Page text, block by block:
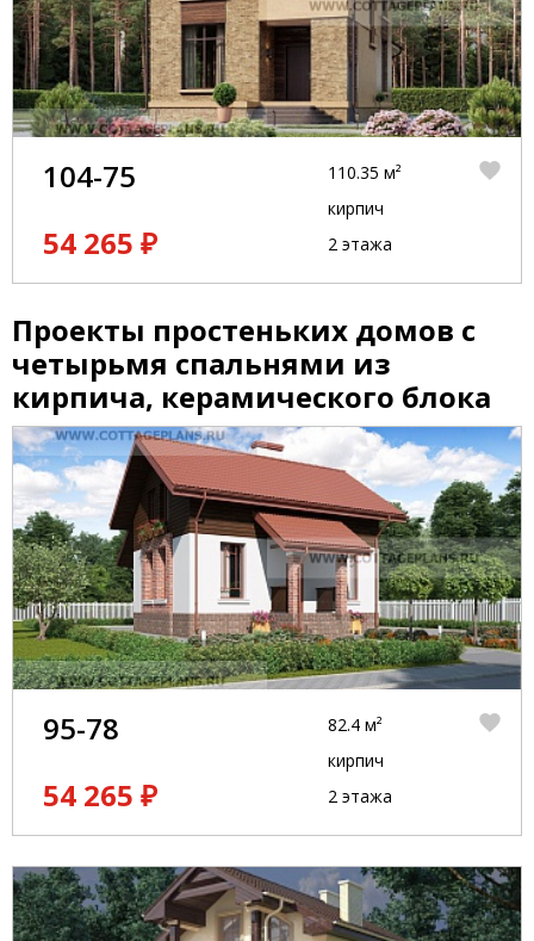
104-75
54 265 ₽
110.35 м²
кирпич
2 этажа
Проекты простеньких домов с
четырьмя спальнями из
кирпича, керамического блока
95-78
54 265 ₽
82.4 м²
кирпич
2 этажа